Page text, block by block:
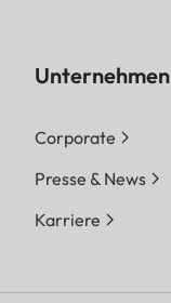
Unternehmen
Corporate
Presse & News
Karriere